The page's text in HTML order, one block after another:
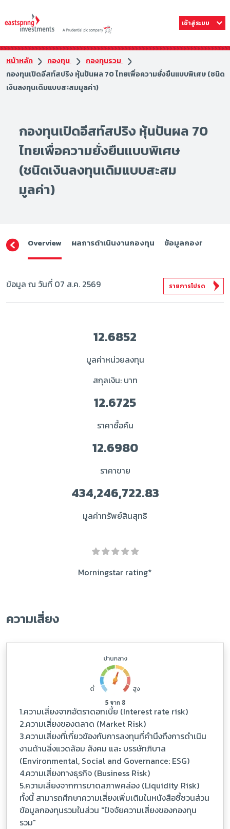
เข้าสู่ระบบ
หน้าหลัก กองทุน
กองทุนรวม
กองทุนเปิดอีสท์สปริง หุ้นปันผล 70 ไทยเพื่อความยั่งยืนแบบพิเศษ (ชนิด
เงินลงทุนเดิมแบบสะสมมูลค่า)
กองทุนเปิดอีสท์สปริง หุ้นปันผล 70
ไทยเพื่อความยั่งยืนแบบพิเศษ
(ชนิดเงินลงทุนเดิมแบบสะสม
มูลค่า)
Overview ผลการดำเนินงานกองทุน ข้อมูลกองทุน
ข้อมูล ณ วันที่ 07 ส.ค. 2569 รายการโปรด
12.6852
มูลค่าหน่วยลงทุน
สกุลเงิน: บาท
12.6725
ราคาซื้อคืน
12.6980
ราคาขาย
434,246,722.83
มูลค่าทรัพย์สินสุทธิ
Morningstar rating*
ความเสี่ยง
1.ความเสี่ยงจากอัตราดอกเบี้ย (Interest rate risk)
2.ความเสี่ยงของตลาด (Market Risk)
3.ความเสี่ยงที่เกี่ยวข้องกับการลงทุนที่คํานึงถึงการดําเนิน
งานด้านสิ่งแวดล้อม สังคม และ บรรษัทภิบาล
(Environmental, Social and Governance: ESG)
4.ความเสี่ยงทางธุรกิจ (Business Risk)
5.ความเสี่ยงจากการขาดสภาพคล่อง (Liquidity Risk)
ทั้งนี้ สามารถศึกษาความเสี่ยงเพิ่มเติมในหนังสือชี้ชวนส่วน
ข้อมูลกองทุนรวมในส่วน "ปัจจัยความเสี่ยงของกองทุน
รวม"